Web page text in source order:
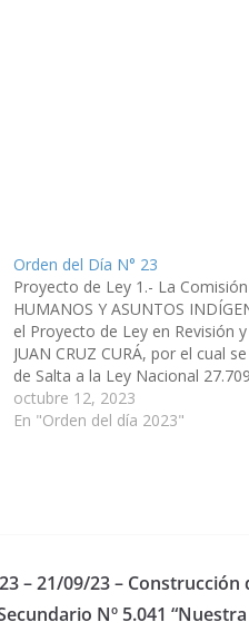
Orden del Día N° 23
Proyecto de Ley 1.- La Comisión
HUMANOS Y ASUNTOS
el Proyecto de Ley en Revisión
JUAN CRUZ CURÁ, por el cual
de Salta a la Ley Nacional
Plan Federal de Capacitación
octubre 12, 2023
En "Orden del día 2023"
– 21/09/23 –
Nº 5.041